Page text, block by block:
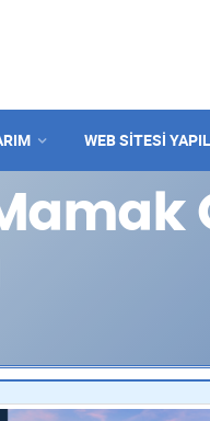
WEB SITESI